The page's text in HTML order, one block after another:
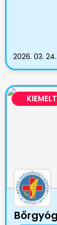
2026. 03. 24.
KIEMELT